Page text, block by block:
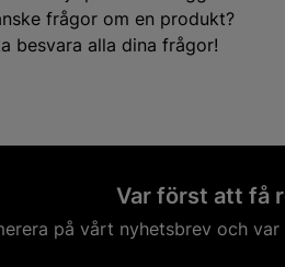
frågor om en produkt?
besvara alla dina frågor!
Var först att få
på vårt nyhetsbrev och